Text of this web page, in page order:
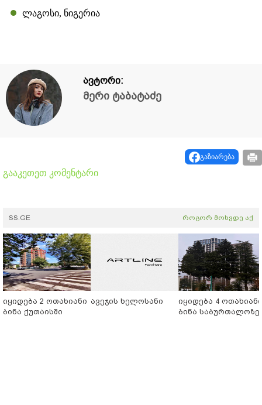
ლაგოსი, ნიგერია
ავტორი:
მერი ტაბატაძე
გაზიარება
გააკეთეთ კომენტარი
SS.GE როგორ მოხვდე აქ
იყიდება 2 ოთახიანი
ბინა ქუთაისში
ავეჯის ხელოსანი
იყიდება 4 ოთახიანი
ბინა საბურთალოზე